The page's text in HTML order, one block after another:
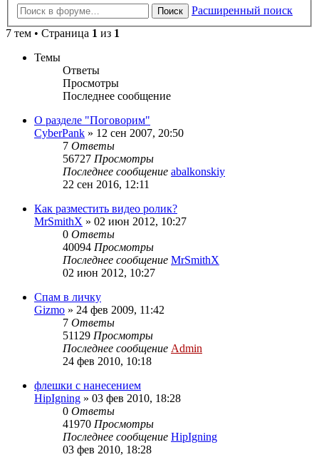
Поиск
Расширенный поиск
7 тем • Страница 1 из 1
Темы
Ответы
Просмотры
Последнее сообщение
О разделе "Поговорим"
CyberPank » 12 сен 2007, 20:50
7 Ответы
56727 Просмотры
Последнее сообщение abalkonskiy
22 сен 2016, 12:11
Как разместить видео ролик?
MrSmithX » 02 июн 2012, 10:27
0 Ответы
40094 Просмотры
Последнее сообщение MrSmithX
02 июн 2012, 10:27
Спам в личку
Gizmo » 24 фев 2009, 11:42
7 Ответы
51129 Просмотры
Последнее сообщение Admin
24 фев 2010, 10:18
флешки с нанесением
HipIgning » 03 фев 2010, 18:28
0 Ответы
41970 Просмотры
Последнее сообщение HipIgning
03 фев 2010, 18:28